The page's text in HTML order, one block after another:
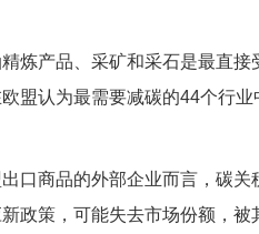
产品、采矿和采石是最直接
盟认为最需要减碳的44个行
商品的外部企业而言，碳关
政策，可能失去市场份额，